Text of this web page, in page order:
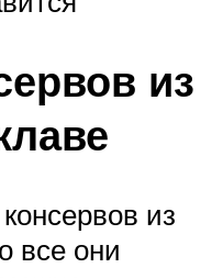
из
из
все они